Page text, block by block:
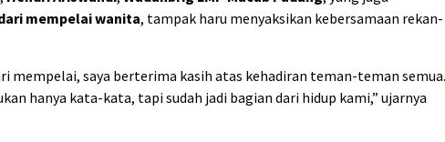
mempelai wanita, tampak haru menyaksikan kebersamaan rekan-
mempelai, saya berterima kasih atas kehadiran teman-teman semua.
hanya kata-kata, tapi sudah jadi bagian dari hidup kami,” ujarnya